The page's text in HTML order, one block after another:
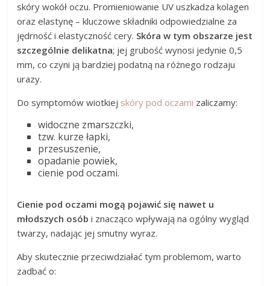
skóry wokół oczu. Promieniowanie UV uszkadza kolagen
oraz elastynę – kluczowe składniki odpowiedzialne za
jędrność i elastyczność cery. Skóra w tym obszarze jest
szczególnie delikatna; jej grubość wynosi jedynie 0,5
mm, co czyni ją bardziej podatną na różnego rodzaju
urazy.
Do symptomów wiotkiej skóry pod oczami zaliczamy:
widoczne zmarszczki,
tzw. kurze łapki,
przesuszenie,
opadanie powiek,
cienie pod oczami.
Cienie pod oczami mogą pojawić się nawet u
młodszych osób i znacząco wpływają na ogólny wygląd
twarzy, nadając jej smutny wyraz.
Aby skutecznie przeciwdziałać tym problemom, warto
zadbać o: